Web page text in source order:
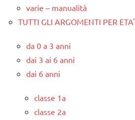
varie – manualità
TUTTI GLI ARGOMENTI PER ETA'
da 0 a 3 anni
dai 3 ai 6 anni
dai 6 anni
classe 1a
classe 2a